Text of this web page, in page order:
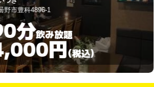
市大町仁科町3171-1
分飲み放題
円(税込)